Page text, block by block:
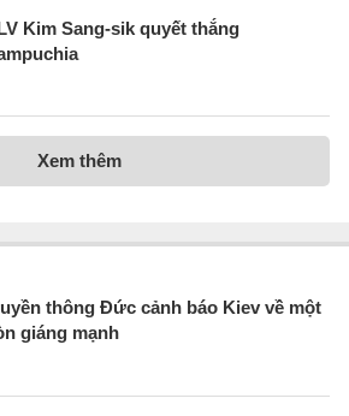
Kim Sang-sik quyết thắng
Xem thêm
thông Đức cảnh báo Kiev về một
giáng mạnh